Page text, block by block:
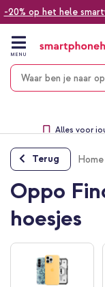
-20% op het hele
naar
inhoud
MENU
Alles voor
Terug Home
Oppo
hoesjes